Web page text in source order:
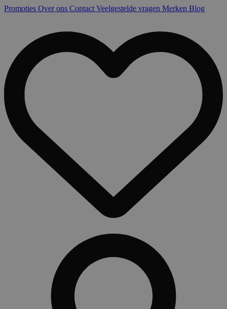
Promoties Over ons Contact Veelgestelde vragen Merken Blog